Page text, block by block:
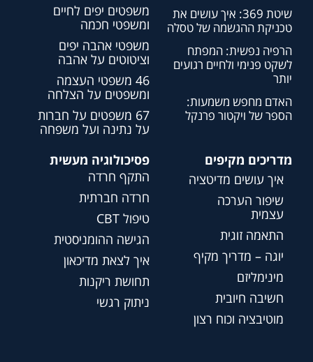
שיטת 369: איך עושים את
טכניקת ההגשמה של טסלה
הרפיה נפשית: המפתח
לשקט פנימי ולחיים רגועים
יותר
האדם מחפש משמעות:
הספר של ויקטור פרנקל
משפטים יפים לחיים
ומשפטי חכמה
משפטי אהבה יפים
וציטוטים על אהבה
46 משפטי העצמה
ומשפטים על הצלחה
67 משפטים על חברות
על נתינה ועל משפחה
מדריכים מקיפים
איך עושים מדיטציה
שיפור הערכה
עצמית
התאמה זוגית
יוגה – מדריך מקיף
מינימליזם
חשיבה חיובית
מוטיבציה וכוח רצון
פסיכולוגיה מעשית
התקף חרדה
חרדה חברתית
טיפול CBT
הגישה ההומניסטית
איך לצאת מדיכאון
תחושת ריקנות
ניתוק רגשי